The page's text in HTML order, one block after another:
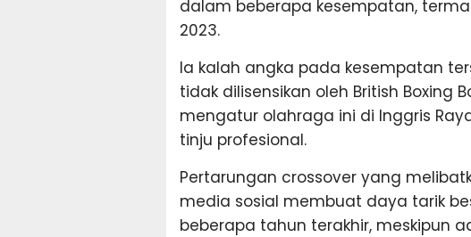
dalam beberapa kesempatan,
2023.
Ia kalah angka pada kesempatan
tidak dilisensikan oleh British Boxing
mengatur olahraga ini di Inggris
tinju profesional.
Pertarungan crossover yang
media sosial membuat daya tarik
beberapa tahun terakhir, meskipun